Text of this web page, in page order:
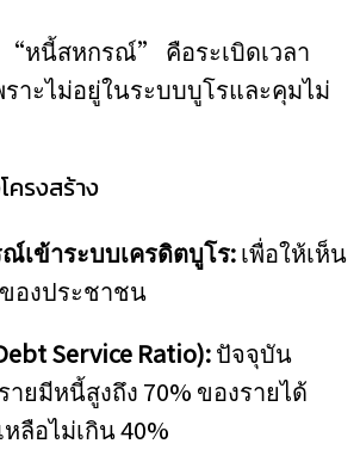
หนี้สหกรณ์” คือระเบิดเวลา
าะไม่อยู่ในระบบบูโรและคุมไม่
ครงสร้าง
เข้าระบบเครดิตบูโร:เพื่อให้เห็น
องประชาชน
Service Ratio):ปัจจุบัน
ยมีหนี้สูงถึง 70% ของรายได้
ลือไม่เกิน 40%